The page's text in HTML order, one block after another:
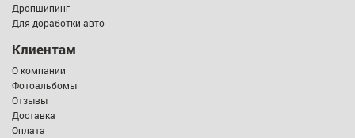
Дропшипинг
Для доработки авто
Клиентам
О компании
Фотоальбомы
Отзывы
Доставка
Оплата